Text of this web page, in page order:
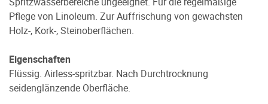
Pflege von Linoleum. Zur Auffrischung von gewachsten
Holz-, Kork-, Steinoberflächen.
Eigenschaften
Flüssig. Airless-spritzbar. Nach Durchtrocknung
seidenglänzende Oberfläche.